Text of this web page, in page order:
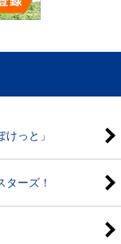
っと」
ーズ！